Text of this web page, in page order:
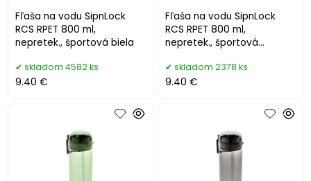
Fľaša na vodu SipnLock
RCS RPET 800 ml,
nepretek., športová biela
skladom 4582 ks
9.40 €
Fľaša na vodu SipnLock
RCS RPET 800 ml,
nepretek., športová
skladom 2378 ks
9.40 €